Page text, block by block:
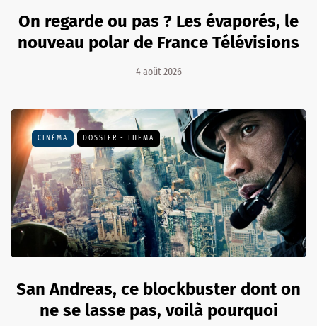
On regarde ou pas ? Les évaporés, le
nouveau polar de France Télévisions
4 août 2026
CINÉMA DOSSIER - THEMA
San Andreas, ce blockbuster dont on
ne se lasse pas, voilà pourquoi